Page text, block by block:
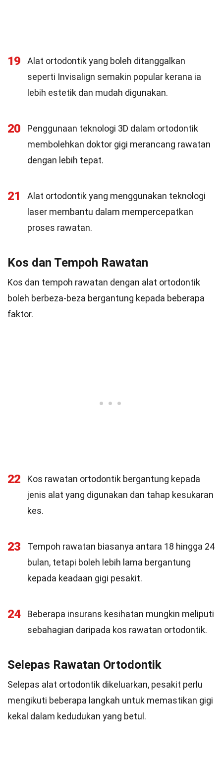
19
Alat ortodontik yang boleh ditanggalkan
seperti Invisalign semakin popular kerana ia
lebih estetik dan mudah digunakan.
20
Penggunaan teknologi 3D dalam ortodontik
membolehkan doktor gigi merancang rawatan
dengan lebih tepat.
21
Alat ortodontik yang menggunakan teknologi
laser membantu dalam mempercepatkan
proses rawatan.
Kos dan Tempoh Rawatan
Kos dan tempoh rawatan dengan alat ortodontik
boleh berbeza-beza bergantung kepada beberapa
faktor.
22
Kos rawatan ortodontik bergantung kepada
jenis alat yang digunakan dan tahap kesukaran
kes.
23
Tempoh rawatan biasanya antara 18 hingga 24
bulan, tetapi boleh lebih lama bergantung
kepada keadaan gigi pesakit.
24
Beberapa insurans kesihatan mungkin meliputi
sebahagian daripada kos rawatan ortodontik.
Selepas Rawatan Ortodontik
Selepas alat ortodontik dikeluarkan, pesakit perlu
mengikuti beberapa langkah untuk memastikan gigi
kekal dalam kedudukan yang betul.